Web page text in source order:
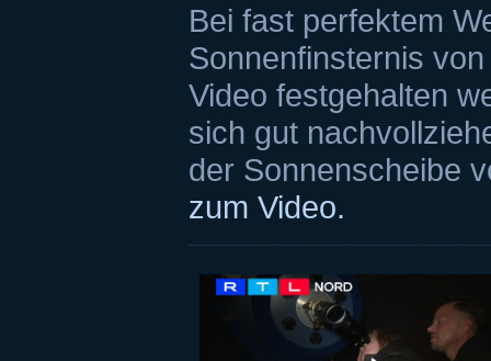
Bei fast perfektem
Sonnenfinsternis
Video festgehalten
sich gut
der Sonnenscheibe
zum Video.